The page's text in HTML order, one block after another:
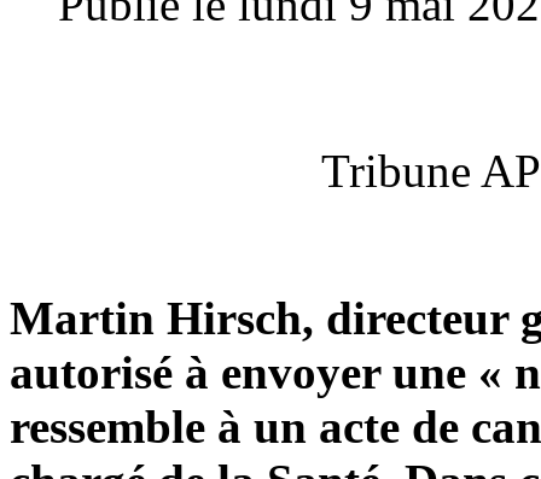
Tribune
Martin Hirsch, directeur
autorisé à envoyer une «
ressemble à un acte de